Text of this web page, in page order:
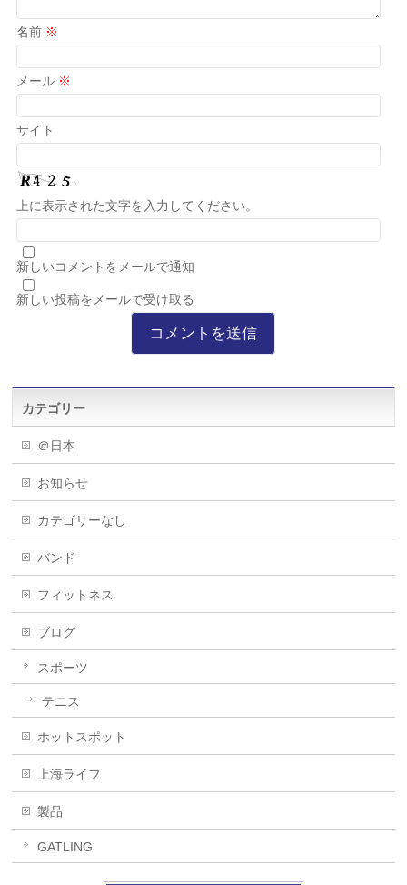
名前 ※
メール ※
サイト
上に表示された文字を入力してください。
新しいコメントをメールで通知
新しい投稿をメールで受け取る
カテゴリー
＠日本
お知らせ
カテゴリーなし
バンド
フィットネス
ブログ
スポーツ
テニス
ホットスポット
上海ライフ
製品
GATLING